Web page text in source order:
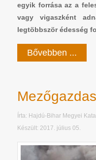
egyik forrása az a
vagy vigaszként
legtöbbször édesség
Bővebben ...
Írta: Hajdú-Bihar Megyei
Készült: 2017. július 05.